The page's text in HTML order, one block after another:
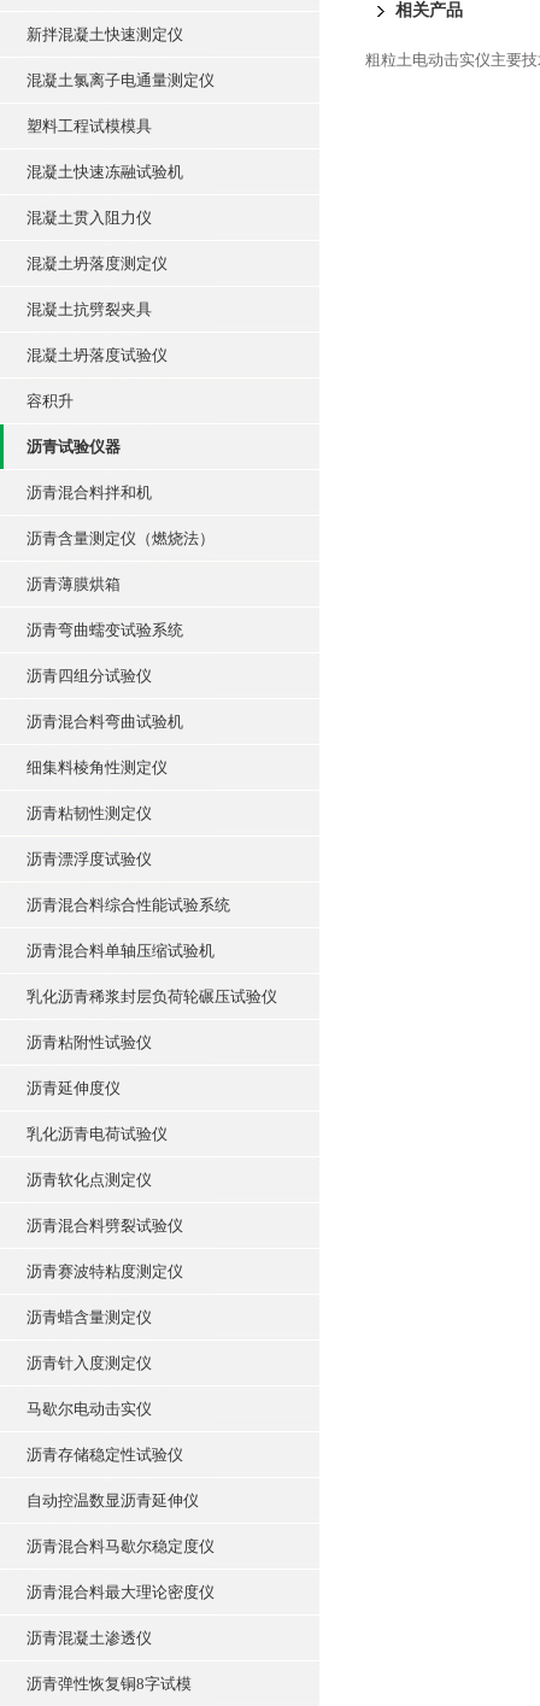
新拌混凝土快速测定仪
混凝土氯离子电通量测定仪
塑料工程试模模具
混凝土快速冻融试验机
混凝土贯入阻力仪
混凝土坍落度测定仪
混凝土抗劈裂夹具
混凝土坍落度试验仪
容积升
沥青试验仪器
沥青混合料拌和机
沥青含量测定仪（燃烧法）
沥青薄膜烘箱
沥青弯曲蠕变试验系统
沥青四组分试验仪
沥青混合料弯曲试验机
细集料棱角性测定仪
沥青粘韧性测定仪
沥青漂浮度试验仪
沥青混合料综合性能试验系统
沥青混合料单轴压缩试验机
乳化沥青稀浆封层负荷轮碾压试验仪
沥青粘附性试验仪
沥青延伸度仪
乳化沥青电荷试验仪
沥青软化点测定仪
沥青混合料劈裂试验仪
沥青赛波特粘度测定仪
沥青蜡含量测定仪
沥青针入度测定仪
马歇尔电动击实仪
沥青存储稳定性试验仪
自动控温数显沥青延伸仪
沥青混合料马歇尔稳定度仪
沥青混合料最大理论密度仪
沥青混凝土渗透仪
沥青弹性恢复铜8字试模
相关产品
粗粒土电动击实仪主要